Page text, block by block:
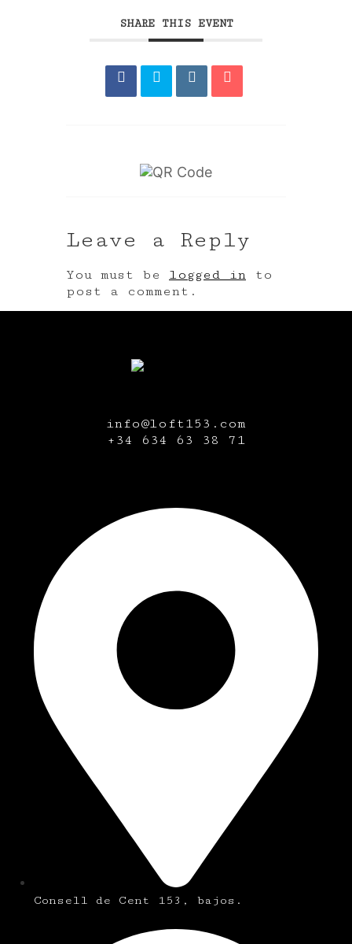
SHARE THIS EVENT
Leave a Reply
You must be logged in to
post a comment.
info@loft153.com
+34 634 63 38 71
Consell de Cent 153, bajos.